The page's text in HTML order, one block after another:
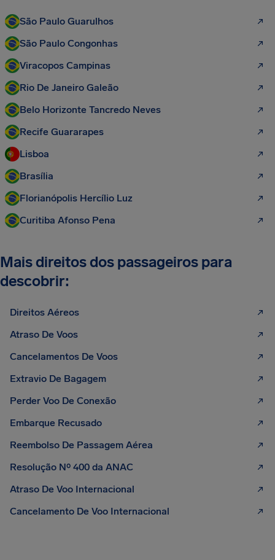
São Paulo Guarulhos
São Paulo Congonhas
Viracopos Campinas
Rio De Janeiro Galeão
Belo Horizonte Tancredo Neves
Recife Guararapes
Lisboa
Brasília
Florianópolis Hercílio Luz
Curitiba Afonso Pena
Mais direitos dos passageiros para
descobrir:
Direitos Aéreos
Atraso De Voos
Cancelamentos De Voos
Extravio De Bagagem
Perder Voo De Conexão
Embarque Recusado
Reembolso De Passagem Aérea
Resolução Nº 400 da ANAC
Atraso De Voo Internacional
Cancelamento De Voo Internacional